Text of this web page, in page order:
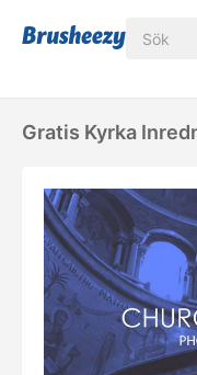
Gratis Kyrka